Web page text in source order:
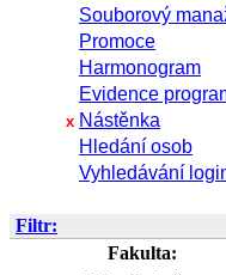
Souborový
Promoce
Harmonogram
Evidence
x Nástěnka
Hledání osob
Vyhledávání
Filtr:
Fakulta: